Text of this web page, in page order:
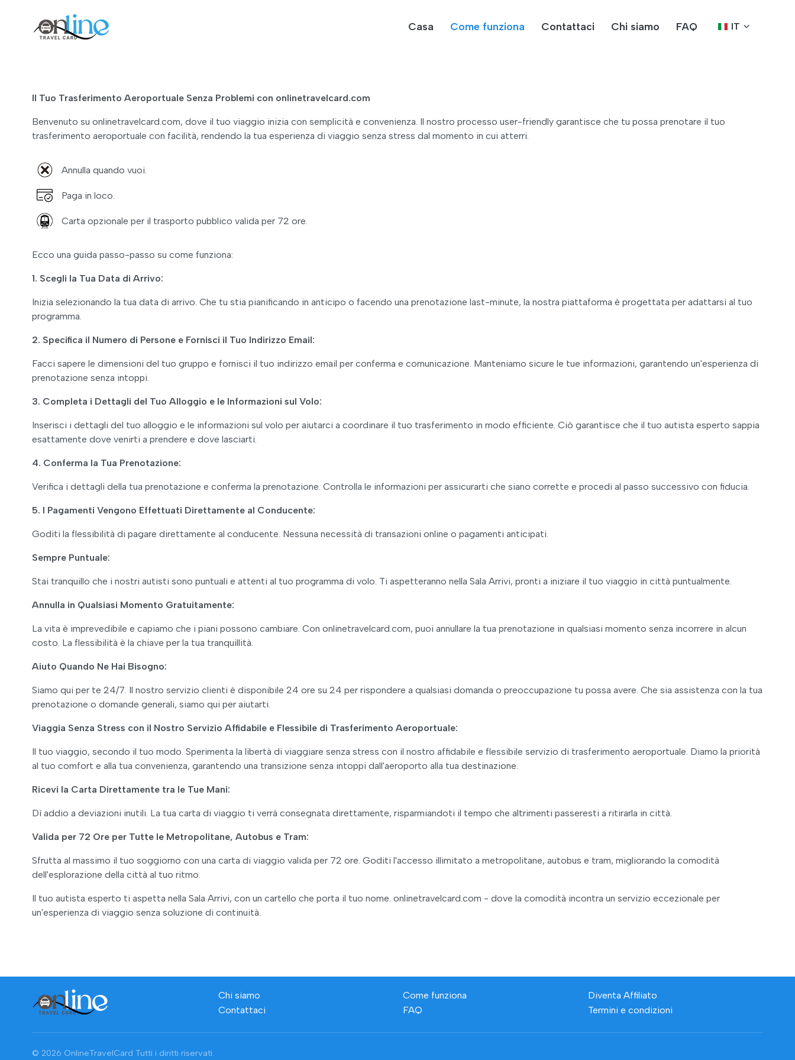
Casa Come funziona Contattaci Chi siamo FAQ IT
Il Tuo Trasferimento Aeroportuale Senza Problemi con onlinetravelcard.com
Benvenuto su onlinetravelcard.com, dove il tuo viaggio inizia con semplicità e convenienza. Il nostro processo user-friendly garantisce che tu possa prenotare il tuo
trasferimento aeroportuale con facilità, rendendo la tua esperienza di viaggio senza stress dal momento in cui atterri.
Annulla quando vuoi.
Paga in loco.
Carta opzionale per il trasporto pubblico valida per 72 ore.
Ecco una guida passo-passo su come funziona:
1. Scegli la Tua Data di Arrivo:
Inizia selezionando la tua data di arrivo. Che tu stia pianificando in anticipo o facendo una prenotazione last-minute, la nostra piattaforma è progettata per adattarsi al tuo
programma.
2. Specifica il Numero di Persone e Fornisci il Tuo Indirizzo Email:
Facci sapere le dimensioni del tuo gruppo e fornisci il tuo indirizzo email per conferma e comunicazione. Manteniamo sicure le tue informazioni, garantendo un'esperienza di
prenotazione senza intoppi.
3. Completa i Dettagli del Tuo Alloggio e le Informazioni sul Volo:
Inserisci i dettagli del tuo alloggio e le informazioni sul volo per aiutarci a coordinare il tuo trasferimento in modo efficiente. Ciò garantisce che il tuo autista esperto sappia
esattamente dove venirti a prendere e dove lasciarti.
4. Conferma la Tua Prenotazione:
Verifica i dettagli della tua prenotazione e conferma la prenotazione. Controlla le informazioni per assicurarti che siano corrette e procedi al passo successivo con fiducia.
5. I Pagamenti Vengono Effettuati Direttamente al Conducente:
Goditi la flessibilità di pagare direttamente al conducente. Nessuna necessità di transazioni online o pagamenti anticipati.
Sempre Puntuale:
Stai tranquillo che i nostri autisti sono puntuali e attenti al tuo programma di volo. Ti aspetteranno nella Sala Arrivi, pronti a iniziare il tuo viaggio in città puntualmente.
Annulla in Qualsiasi Momento Gratuitamente:
La vita è imprevedibile e capiamo che i piani possono cambiare. Con onlinetravelcard.com, puoi annullare la tua prenotazione in qualsiasi momento senza incorrere in alcun
costo. La flessibilità è la chiave per la tua tranquillità.
Aiuto Quando Ne Hai Bisogno:
Siamo qui per te 24/7. Il nostro servizio clienti è disponibile 24 ore su 24 per rispondere a qualsiasi domanda o preoccupazione tu possa avere. Che sia assistenza con la tua
prenotazione o domande generali, siamo qui per aiutarti.
Viaggia Senza Stress con il Nostro Servizio Affidabile e Flessibile di Trasferimento Aeroportuale:
Il tuo viaggio, secondo il tuo modo. Sperimenta la libertà di viaggiare senza stress con il nostro affidabile e flessibile servizio di trasferimento aeroportuale. Diamo la priorità
al tuo comfort e alla tua convenienza, garantendo una transizione senza intoppi dall'aeroporto alla tua destinazione.
Ricevi la Carta Direttamente tra le Tue Mani:
Dì addio a deviazioni inutili. La tua carta di viaggio ti verrà consegnata direttamente, risparmiandoti il tempo che altrimenti passeresti a ritirarla in città.
Valida per 72 Ore per Tutte le Metropolitane, Autobus e Tram:
Sfrutta al massimo il tuo soggiorno con una carta di viaggio valida per 72 ore. Goditi l'accesso illimitato a metropolitane, autobus e tram, migliorando la comodità
dell'esplorazione della città al tuo ritmo.
Il tuo autista esperto ti aspetta nella Sala Arrivi, con un cartello che porta il tuo nome. onlinetravelcard.com - dove la comodità incontra un servizio eccezionale per
un'esperienza di viaggio senza soluzione di continuità.
Chi siamo
Contattaci
Come funziona
FAQ
Diventa Affiliato
Termini e condizioni
© 2026 OnlineTravelCard Tutti i diritti riservati.